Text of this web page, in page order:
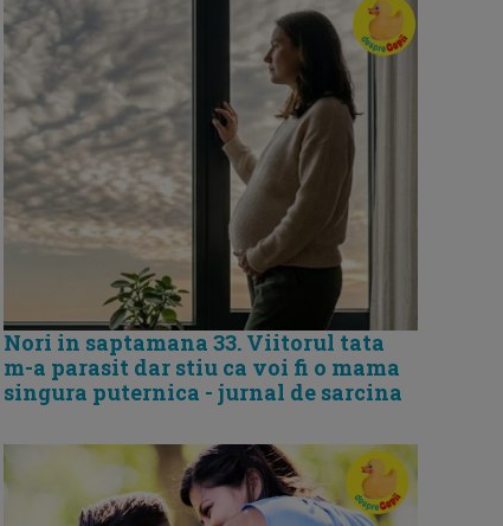
Nori in saptamana 33. Viitorul tata
m-a parasit dar stiu ca voi fi o mama
singura puternica - jurnal de sarcina